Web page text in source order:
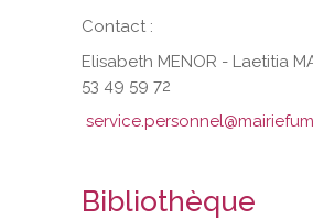
Contact :
Elisabeth MENOR - Laetitia
53 49 59 72
Bibliothèque